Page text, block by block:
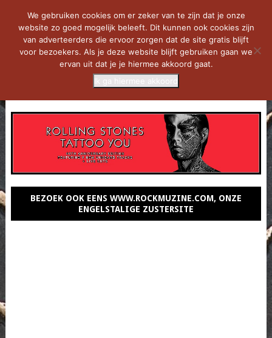
BEZOEK OOK EENS WWW.ROCKMUZINE.COM, ONZE
ENGELSTALIGE ZUSTERSITE
We gebruiken cookies om er zeker van te zijn dat je onze
website zo goed mogelijk beleeft. Dit kunnen ook cookies zijn
van adverteerders die ervoor zorgen dat de site gratis blijft
voor bezoekers. Als je deze website blijft gebruiken gaan we
ervan uit dat je je hiermee akkoord gaat.
Ik ga hiermee akkoord